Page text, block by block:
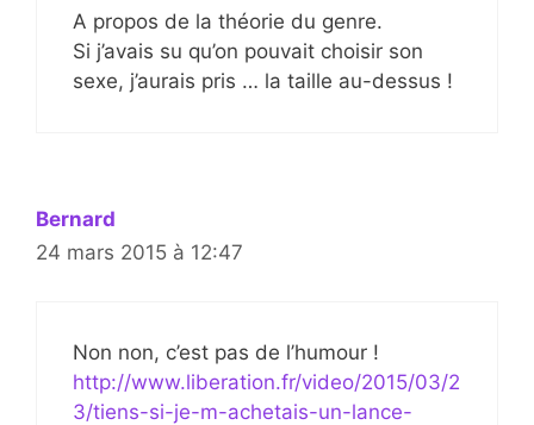
A propos de la théorie du genre.
Si j’avais su qu’on pouvait choisir son
sexe, j’aurais pris … la taille au-dessus !
Bernard
24 mars 2015 à 12:47
Non non, c’est pas de l’humour !
http://www.liberation.fr/video/2015/03/2
3/tiens-si-je-m-achetais-un-lance-